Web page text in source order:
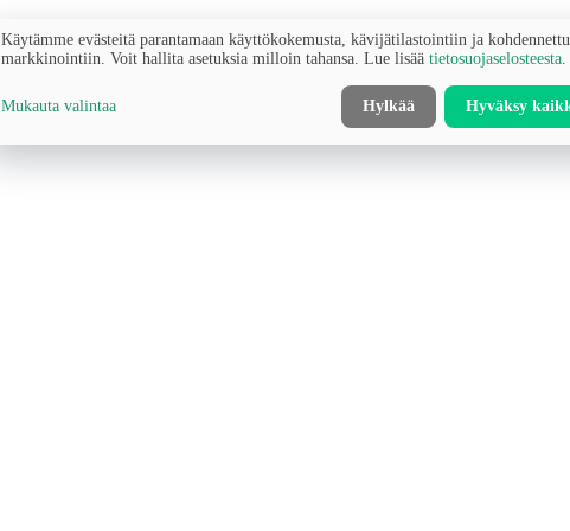
Käytämme evästeitä parantamaan käyttökokemusta, kävijätilastointiin ja
markkinointiin. Voit hallita asetuksia milloin tahansa. Lue lisää tietosuojaselosteesta
Mukauta valintaa Hylkää Hyväksy